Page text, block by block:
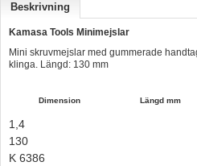
Båttillbehör
Hummertina
Varta - Batterier
CTEK - Batteriladdare
Webasto - Dieselvärmare
Beskrivning
Kamasa Tools Minimejslar
Mini skruvmejslar med gummerade
klinga. Längd: 130 mm
Dimension Längd mm
1,4
130
K 6386